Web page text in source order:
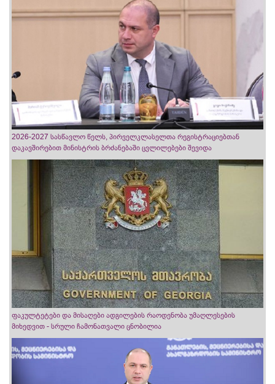
2026-2027 სასწავლო წელს, პირველკლასელთა რეგისტრაციებთან
დაკავშირებით მინისტრის ბრძანებაში ცვლილებები შევიდა
ფაკულტეტები და მისაღები ადგილების რაოდენობა უმაღლესების
მიხედვით - სრული ჩამონათვალი ცნობილია